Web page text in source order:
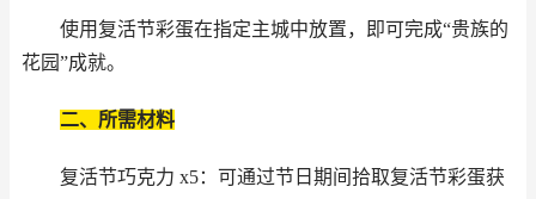
使用复活节彩蛋在指定主城中放置，即可完成“贵族的
花园”成就。
二、所需材料
复活节巧克力 x5：可通过节日期间拾取复活节彩蛋获